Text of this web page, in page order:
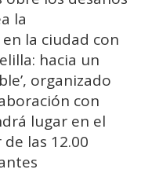
la
la ciudad con
hacia un
organizado
con
lugar en el
las 12.00